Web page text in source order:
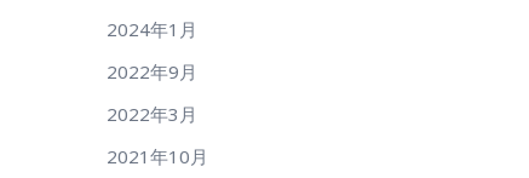
2024年1月
2022年9月
2022年3月
2021年10月